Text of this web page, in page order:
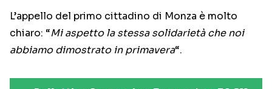
L’appello del primo cittadino di Monza è molto
chiaro: “Mi aspetto la stessa solidarietà che noi
abbiamo dimostrato in primavera“.